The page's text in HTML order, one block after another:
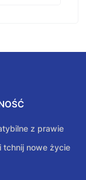
z prawie
tchnij nowe życie